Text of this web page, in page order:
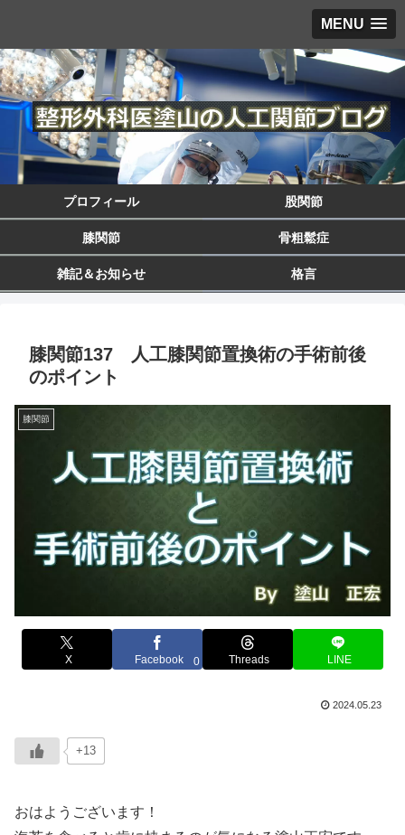
MENU
プロフィール 股関節
膝関節 骨粗鬆症
雑記＆お知らせ 格言
膝関節137 人工膝関節置換術の手術前後
のポイント
膝関節
X Facebook 0 Threads LINE
2024.05.23
+13
おはようございます！